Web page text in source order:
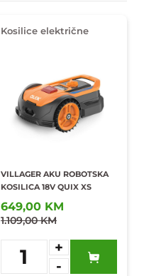
Kosilice električne
VILLAGER AKU ROBOTSKA
KOSILICA 18V QUIX XS
649,00 KM
1.109,00 KM
1
+
-
Dodaj u